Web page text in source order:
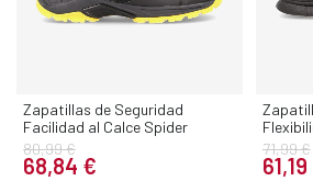
Zapatillas de Seguridad
Facilidad al Calce Spider
80,99 €
68,84 €
71,99 €